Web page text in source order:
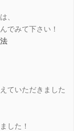
、
でみて下さい！
ていただきました
した！